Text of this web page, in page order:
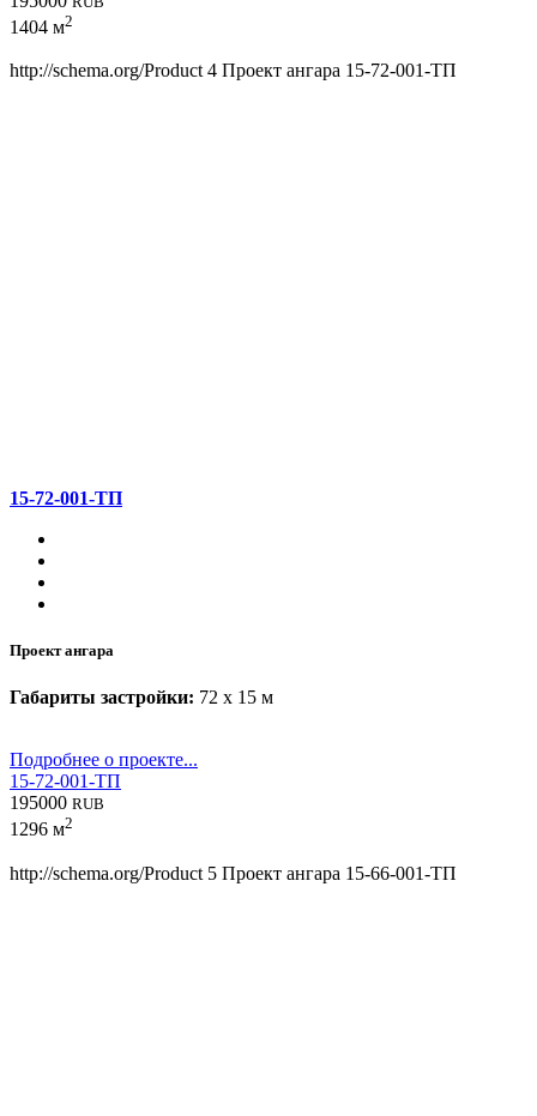
1404 м2
http://schema.org/Product 4 Проект ангара 15-72-001-ТП
15-72-001-ТП
Проект ангара
Габариты застройки: 72 x 15 м
Подробнее о проекте...
15-72-001-ТП
195000 RUB
1296 м2
http://schema.org/Product 5 Проект ангара 15-66-001-ТП